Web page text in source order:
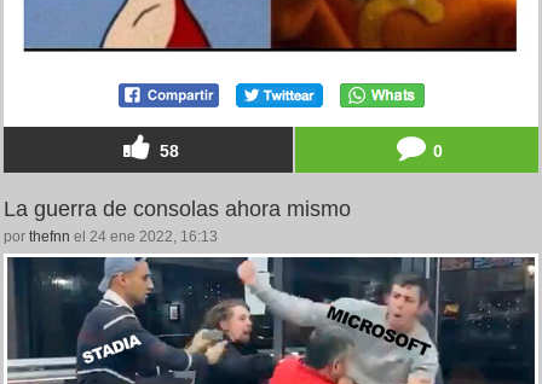
58 0
La guerra de consolas ahora mismo
por thefnn el 24 ene 2022, 16:13